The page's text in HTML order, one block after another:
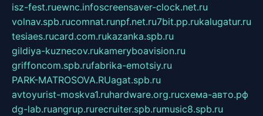
isz-fest.ruewnc.infoscreensaver-clock.net.ru
volnav.spb.rucomnat.runpf.net.ru7bit.pp.rukalugatur.ru
tesiaes.rucard.com.rukazanka.spb.ru
gildiya-kuznecov.rukameryboavision.ru
griffoncom.spb.rufabrika-emotsiy.ru
PARK-MATROSOVA.RUagat.spb.ru
avtoyurist-moskva1.ruhardware.org.ruсхема-авто.рф
dg-lab.ruangrup.rurecruiter.spb.rumusic8.spb.ru